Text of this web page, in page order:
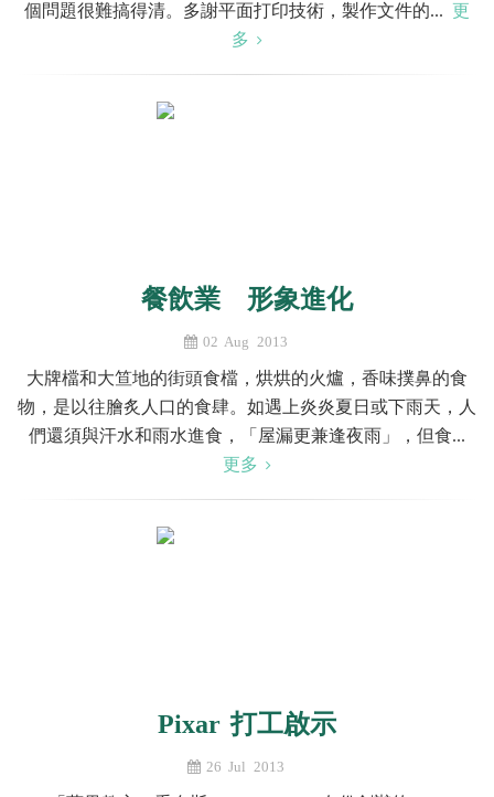
個問題很難搞得清。多謝平面打印技術，製作文件的... 更
多
餐飲業 形象進化
02 Aug 2013
大牌檔和大笪地的街頭食檔，烘烘的火爐，香味撲鼻的食
物，是以往膾炙人口的食肆。如遇上炎炎夏日或下雨天，人
們還須與汗水和雨水進食，「屋漏更兼逢夜雨」，但食...
更多
Pixar 打工啟示
26 Jul 2013